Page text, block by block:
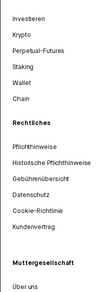
Investieren
Krypto
Perpetual-Futures
Staking
Wallet
Chain
Rechtliches
Pflichthinweise
Historische Pflichthinweise
Gebührenübersicht
Datenschutz
Cookie-Richtlinie
Kundenvertrag
Muttergesellschaft
Über uns